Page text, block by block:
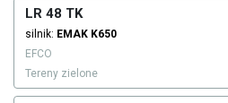
LR 48 TK
silnik: EMAK K650
EFCO
Tereny zielone